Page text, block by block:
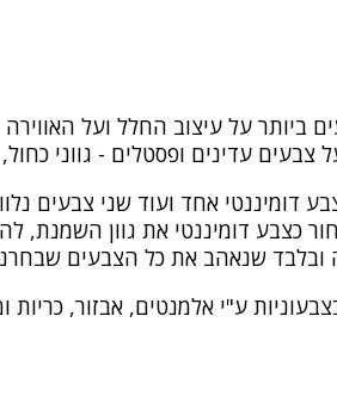
על עיצוב החלל ועל
עדינים ופסטלים - גווני
דומיננטי אחד ועוד שני צבעים
כצבע דומיננטי את גוון השמנת,
ובלבד שנאהב את כל הצבעים
ע"י אלמנטים, אבזור, כריות